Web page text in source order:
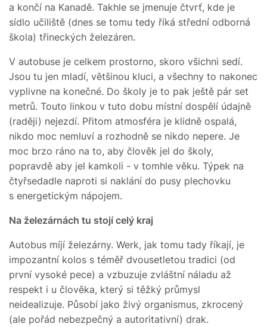
a končí na Kanadě. Takhle se jmenuje čtvrť, kde je
sídlo učiliště (dnes se tomu tedy říká střední odborná
škola) třineckých železáren.
V autobuse je celkem prostorno, skoro všichni sedí.
Jsou tu jen mladí, většinou kluci, a všechny to nakonec
vyplivne na konečné. Do školy je to pak ještě pár set
metrů. Touto linkou v tuto dobu místní dospělí údajně
(raději) nejezdí. Přitom atmosféra je klidně ospalá,
nikdo moc nemluví a rozhodně se nikdo nepere. Je
moc brzo ráno na to, aby člověk jel do školy,
popravdě aby jel kamkoli - v tomhle věku. Týpek na
čtyřsedadle naproti si naklání do pusy plechovku
s energetickým nápojem.
Na železárnách tu stojí celý kraj
Autobus míjí železárny. Werk, jak tomu tady říkají, je
impozantní kolos s téměř dvousetletou tradici (od
první vysoké pece) a vzbuzuje zvláštní náladu až
respekt i u člověka, který si těžký průmysl
neidealizuje. Působí jako živý organismus, zkrocený
(ale pořád nebezpečný a autoritativní) drak.